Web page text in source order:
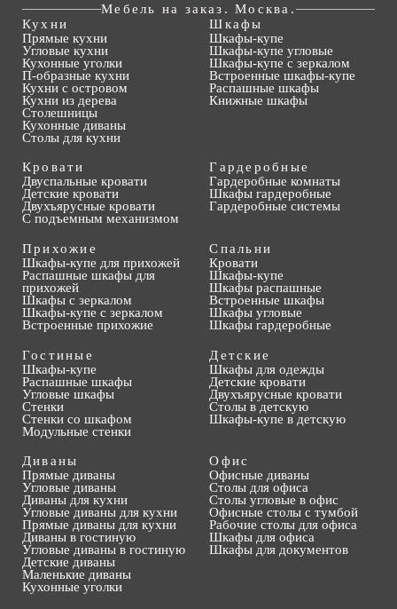
Мебель на заказ. Москва.
Кухни
Прямые кухни
Угловые кухни
Кухонные уголки
П-образные кухни
Кухни с островом
Кухни из дерева
Столешницы
Кухонные диваны
Столы для кухни
Шкафы
Шкафы-купе
Шкафы-купе угловые
Шкафы-купе с зеркалом
Встроенные шкафы-купе
Распашные шкафы
Книжные шкафы
Кровати
Двуспальные кровати
Детские кровати
Двухъярусные кровати
С подъемным механизмом
Гардеробные
Гардеробные комнаты
Шкафы гардеробные
Гардеробные системы
Прихожие
Шкафы-купе для прихожей
Распашные шкафы для
прихожей
Шкафы с зеркалом
Шкафы-купе с зеркалом
Встроенные прихожие
Спальни
Кровати
Шкафы-купе
Шкафы распашные
Встроенные шкафы
Шкафы угловые
Шкафы гардеробные
Гостиные
Шкафы-купе
Распашные шкафы
Угловые шкафы
Стенки
Стенки со шкафом
Модульные стенки
Детские
Шкафы для одежды
Детские кровати
Двухъярусные кровати
Столы в детскую
Шкафы-купе в детскую
Диваны
Прямые диваны
Угловые диваны
Диваны для кухни
Угловые диваны для кухни
Прямые диваны для кухни
Диваны в гостиную
Угловые диваны в гостиную
Детские диваны
Маленькие диваны
Кухонные уголки
Офис
Офисные диваны
Столы для офиса
Столы угловые в офис
Офисные столы с тумбой
Рабочие столы для офиса
Шкафы для офиса
Шкафы для документов